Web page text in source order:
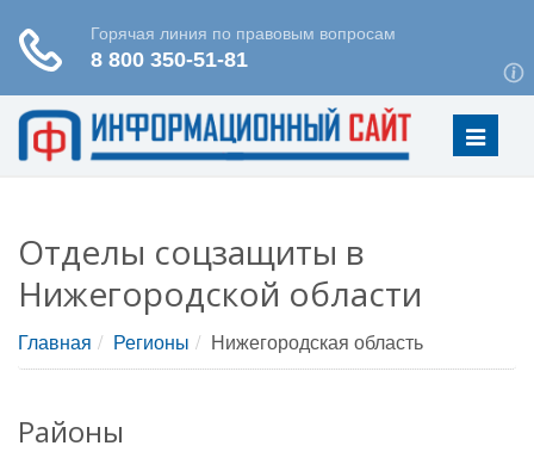
Меню
Отделы соцзащиты в
Нижегородской области
Главная Регионы Нижегородская область
Районы